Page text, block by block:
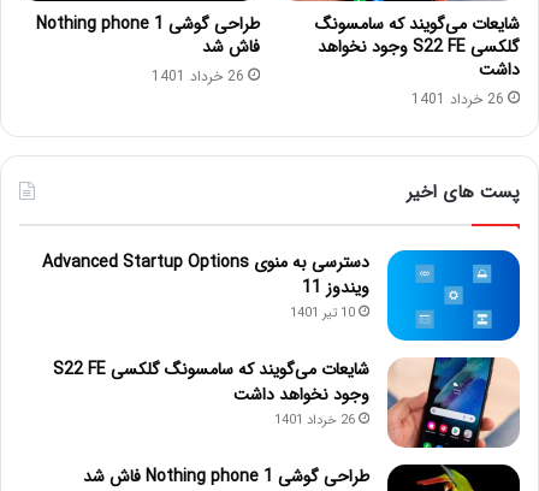
شایعات می‌گویند که سامسونگ
گلکسی S22 FE وجود نخواهد
داشت
26 خرداد 1401
طراحی گوشی Nothing phone 1
فاش شد
26 خرداد 1401
پست های اخیر
دسترسی به منوی Advanced Startup Options
ویندوز 11
10 تیر 1401
شایعات می‌گویند که سامسونگ گلکسی S22 FE
وجود نخواهد داشت
26 خرداد 1401
طراحی گوشی Nothing phone 1 فاش شد